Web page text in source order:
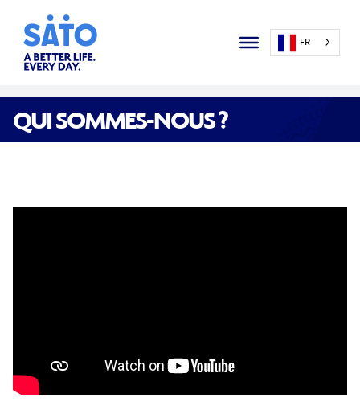
FR
QUI SOMMES-NOUS ?